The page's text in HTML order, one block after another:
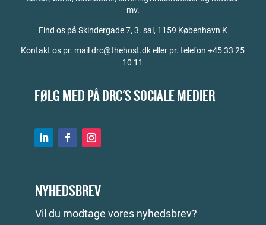
mv.
Find os på Skindergade 7, 3. sal, 1159 København K
Kontakt os pr. mail drc@thehost.dk eller pr. telefon +45 33 25
10 11
FØLG MED PÅ DRC'S SOCIALE MEDIER
NYHEDSBREV
Vil du modtage vores nyhedsbrev?